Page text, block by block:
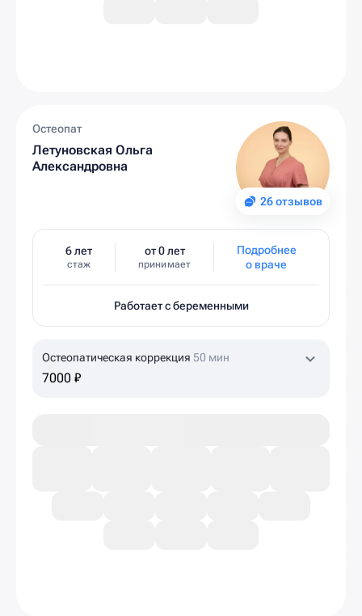
26 отзывов
Остеопат
Летуновская Ольга
Александровна
6 лет
стаж
от 0 лет
принимает
Подробнее
о враче
Работает с беременными
Остеопатическая коррекция 50 мин
7000 ₽